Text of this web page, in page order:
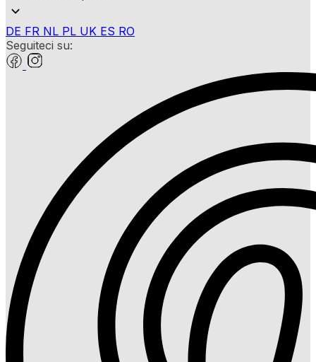
DE FR NL PL UK ES RO
Seguiteci su: